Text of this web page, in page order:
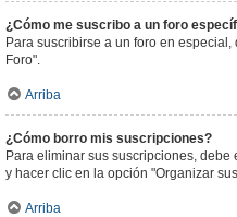
¿Cómo me suscribo a un foro
Para suscribirse a un foro en
Foro".
Arriba
¿Cómo borro mis suscripciones?
Para eliminar sus suscripciones,
y hacer clic en la opción "Organizar
Arriba